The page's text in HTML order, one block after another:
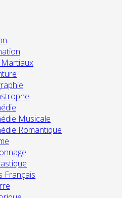
Musicale
Romantique
Français